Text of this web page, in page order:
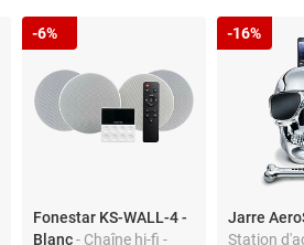
Fonestar KS-WALL-4 -
Blanc- Chaîne hi-fi -
-6%
Jarre
Station
-16%